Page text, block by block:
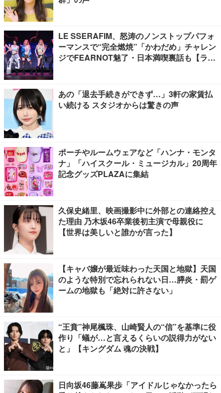
LE SSERAFIM、怒涛のノンストップパフォ
ーマンスで“完全燃焼”「かわだめ」チャレン
ジでFEARNOT魅了・日本満喫裏話も【ライ
あの「退去手続きができず…」3軒の家賃払
い続ける スタジオからは驚きの声
ポーチやルームウェアなど「ハンナ・モンタ
ナ」「ハイスクール・ミュージカル」20周年
記念グッズPLAZAに集結
久保史緒里、映画撮影中に外部との連絡控え
た理由 乃木坂46卒業後初主演で母親役に
【世界は美しいと誰かが言った】
【キャバ嬢が最近味わった天国と地獄】天国
のような特別で忘れられない日…膵炎・罰ゲ
ームの地獄も「絶対に許さない」
“王賁”神尾楓珠、山崎賢人の“信”を基準に役
作り「蟻が…と言えるくらいの説得力がない
と」【キングダム 魂の決戦】
日向坂46藤嶌果歩「アイドルじゃなかったら